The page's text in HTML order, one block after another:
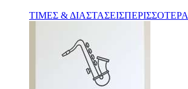
ΤΙΜΕΣ & ΔΙΑΣΤΑΣΕΙΣΠΕΡΙΣΣΟΤΕΡΑ